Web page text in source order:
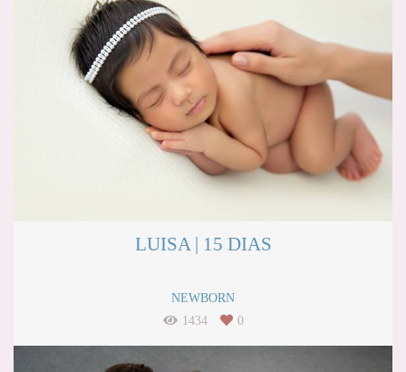
LUISA | 15 DIAS
NEWBORN
1434
0